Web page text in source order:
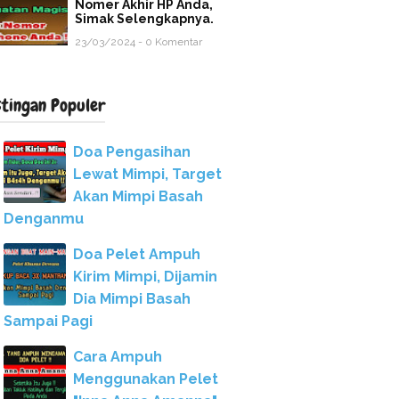
Nomer Akhir HP Anda,
Simak Selengkapnya.
23/03/2024 - 0 Komentar
Populer
Doa Pengasihan
Lewat Mimpi, Target
Akan Mimpi Basah
Denganmu
Doa Pelet Ampuh
Kirim Mimpi, Dijamin
Dia Mimpi Basah
Sampai Pagi
Cara Ampuh
Menggunakan Pelet